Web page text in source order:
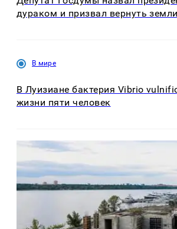
дураком и призвал вернуть земли
В мире
В Луизиане бактерия Vibrio
жизни пяти человек